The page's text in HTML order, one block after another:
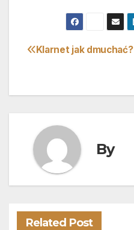
Nawigacja
Klarnet jak dmuchać?
By
Related Post